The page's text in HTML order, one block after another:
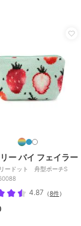
ー バイ フェイラー
ードット 舟型ポーチS
4.87 （8件）